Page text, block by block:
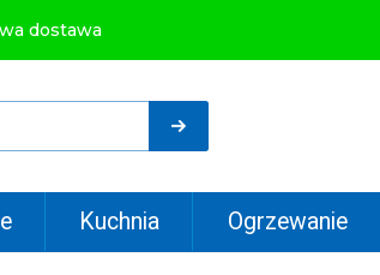
dostawa
Kuchnia Ogrzewanie